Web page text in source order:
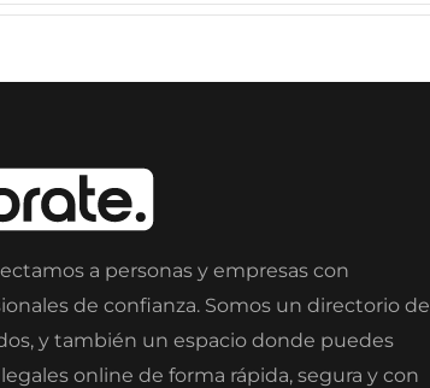
a personas y empresas con
de confianza. Somos un directorio de
y también un espacio donde puedes
online de forma rápida, segura y con